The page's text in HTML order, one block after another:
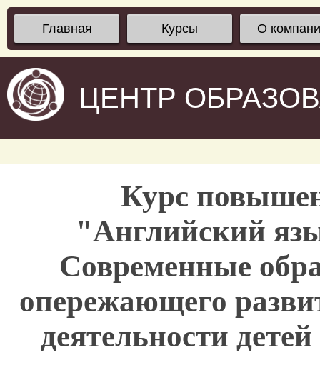
Главная Курсы О
ЦЕНТР
Курс
"Английский
Современные
опережающего
деятельности